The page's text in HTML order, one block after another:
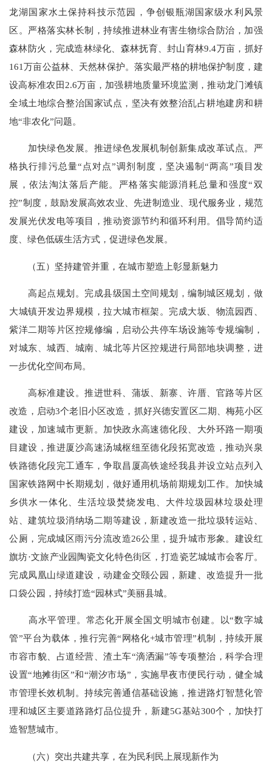
龙湖国家水土保持科技示范园，争创银瓶湖国家级水利风景
区。严格落实林长制，持续推进林业有害生物综合防治，加强
森林防火，完成造林绿化、森林抚育、封山育林9.4万亩，抓好
161万亩公益林、天然林保护。落实最严格的耕地保护制度，建
设高标准农田2.6万亩，加强耕地质量环境监测，推动龙门滩镇
全域土地综合整治国家试点，坚决有效整治乱占耕地建房和耕
地“非农化”问题。
加快绿色发展。推进绿色发展机制创新集成改革试点。严
格执行排污总量“点对点”调剂制度，坚决遏制“两高”项目发
展，依法淘汰落后产能。严格落实能源消耗总量和强度“双
控”制度，鼓励发展高效农业、先进制造业、现代服务业，规范
发展光伏发电等项目，推动资源节约和循环利用。倡导简约适
度、绿色低碳生活方式，促进绿色发展。
（五）坚持建管并重，在城市塑造上彰显新魅力
高起点规划。完成县级国土空间规划，编制城区规划，做
大城镇开发边界规模，拉大城市框架。完成大坂、物流园西、
紫洋二期等片区控规修编，启动公共停车场设施等专规编制，
对城东、城西、城南、城北等片区控规进行局部地块调整，进
一步优化空间布局。
高标准建设。推进世科、蒲坂、新寨、许厝、官路等片区
改造，启动3个老旧小区改造，抓好兴德安置区二期、梅苑小区
建设，加速城市更新。加快政永高速德化段、大外环路一期项
目建设，推进厦沙高速汤城枢纽至德化段拓宽改造，推动兴泉
铁路德化段完工通车，争取昌厦高铁途经我县并设立站点列入
国家铁路网中长期规划，做好通用机场前期规划工作。加快城
乡供水一体化、生活垃圾焚烧发电、大件垃圾园林垃圾处理
站、建筑垃圾消纳场二期等建设，新建改造一批垃圾转运站、
公厕，完成城区雨污分流改造26公里，提升城市形象。建设红
旗坊·文旅产业园陶瓷文化特色街区，打造瓷艺城城市会客厅。
完成凤凰山绿道建设，动建金交颐公园，新建、改造提升一批
口袋公园，持续打造“园林式”美丽县城。
高水平管理。常态化开展全国文明城市创建。以“数字城
管”平台为载体，推行完善“网格化+城市管理”机制，持续开展
市容市貌、占道经营、渣土车“滴洒漏”等专项整治，科学合理
设置“地摊街区”和“潮汐市场”，实施早夜市便民行动，健全城
市管理长效机制。持续完善通信基础设施，推进路灯智慧化管
理和城区主要道路路灯品位提升，新建5G基站300个，加快打
造智慧城市。
（六）突出共建共享，在为民利民上展现新作为